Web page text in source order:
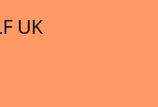
UK